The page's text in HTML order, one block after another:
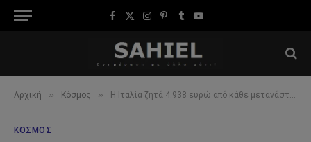
Facebook
X
Instagram
Pinterest
TumblrYouTube
Αρχική » Κόσμος » Η Ιταλία ζητά 4.938 ευρώ από κάθε μετανάστη που προσφεύγει κατά της απόρριψης της αίτησης ασύλου
ΚΌΣΜΟΣ